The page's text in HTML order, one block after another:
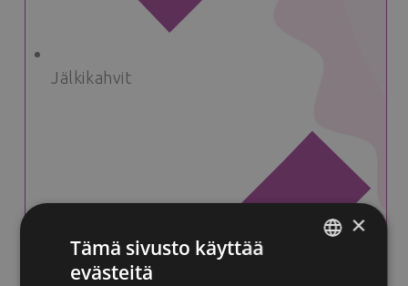
Jälkikahvit
×
Tämä sivusto käyttää
evästeitä